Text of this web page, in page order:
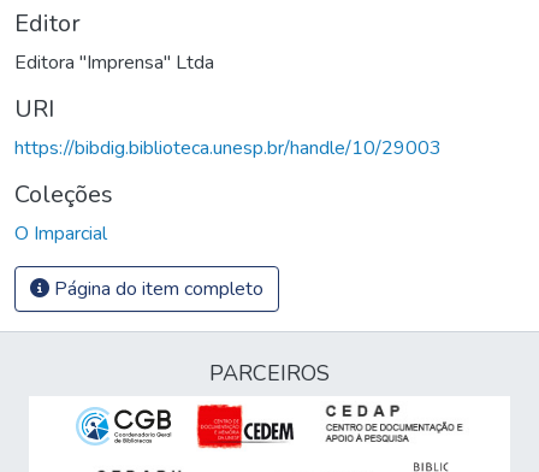
Editor
Editora "Imprensa" Ltda
URI
https://bibdig.biblioteca.unesp.br/handle/10/29003
Coleções
O Imparcial
Página do item completo
PARCEIROS